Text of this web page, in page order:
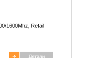
1600Mhz, Retail